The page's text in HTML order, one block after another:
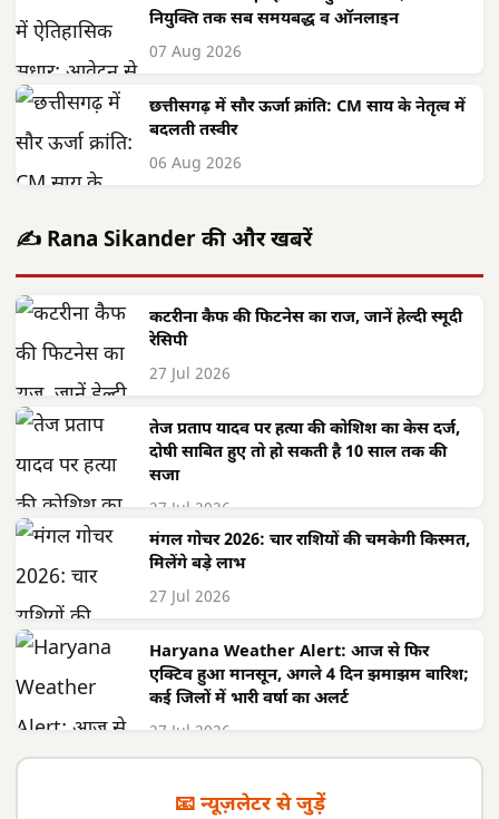
नियुक्ति तक सब समयबद्ध व ऑनलाइन
07 Aug 2026
छत्तीसगढ़ में सौर ऊर्जा क्रांति: CM साय के नेतृत्व में
बदलती तस्वीर
06 Aug 2026
✍️ Rana Sikander की और खबरें
कटरीना कैफ की फिटनेस का राज, जानें हेल्दी स्मूदी
रेसिपी
27 Jul 2026
तेज प्रताप यादव पर हत्या की कोशिश का केस दर्ज,
दोषी साबित हुए तो हो सकती है 10 साल तक की
सजा
27 Jul 2026
मंगल गोचर 2026: चार राशियों की चमकेगी किस्मत,
मिलेंगे बड़े लाभ
27 Jul 2026
Haryana Weather Alert: आज से फिर
एक्टिव हुआ मानसून, अगले 4 दिन झमाझम बारिश;
कई जिलों में भारी वर्षा का अलर्ट
27 Jul 2026
📧 न्यूज़लेटर से जुड़ें